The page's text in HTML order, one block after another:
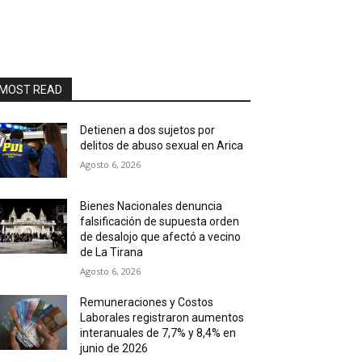
READ
Detienen a dos sujetos por
delitos de abuso sexual en Arica
Agosto 6, 2026
Bienes Nacionales denuncia
falsificación de supuesta orden
de desalojo que afectó a vecino
de La Tirana
Agosto 6, 2026
Remuneraciones y Costos
Laborales registraron aumentos
interanuales de 7,7% y 8,4% en
junio de 2026